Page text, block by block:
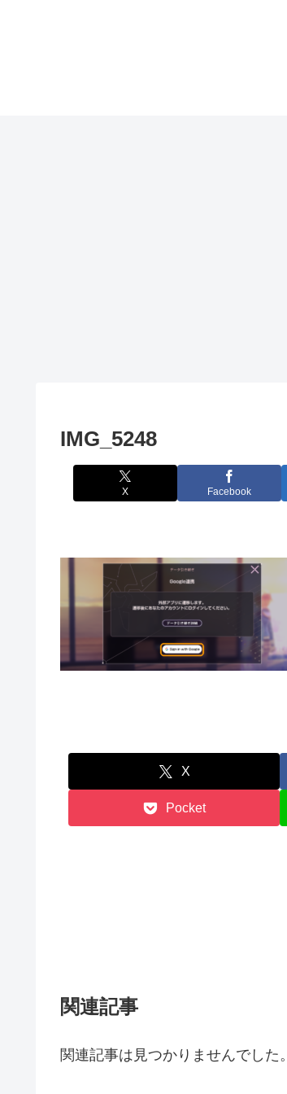
IMG_5248
X Facebook
X
Pocket
関連記事
関連記事は見つかりませんでした。